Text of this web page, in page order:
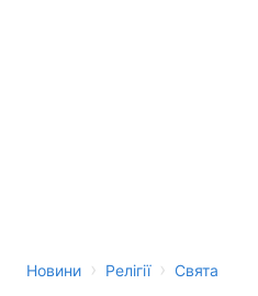
Новини › Релігії › Свята